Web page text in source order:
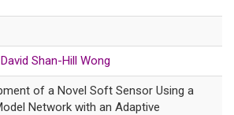
Shan-Hill Wong
of a Novel Soft Sensor Using a
Network with an Adaptive